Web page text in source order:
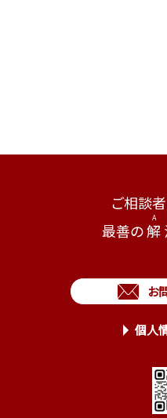
ご相談者
最善の解
個人
お